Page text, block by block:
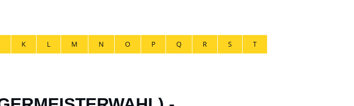
K L M N O P Q R S T